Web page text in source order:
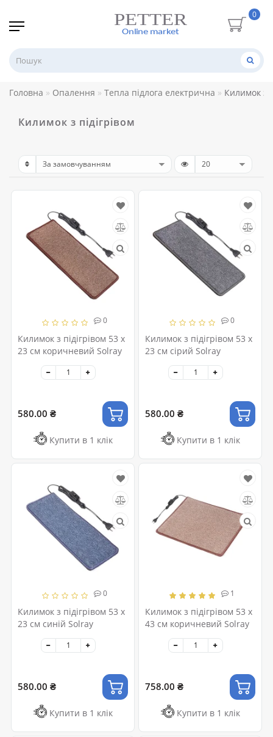
0
Головна Опалення Тепла підлога електрична Килимок з
Килимок з підігрівом
0
Килимок з підігрівом 53 x
23 см коричневий Solray
580.00 ₴
Купити в 1 клік
0
Килимок з підігрівом 53 x
23 см сірий Solray
580.00 ₴
Купити в 1 клік
0
Килимок з підігрівом 53 x
23 см синій Solray
580.00 ₴
Купити в 1 клік
1
Килимок з підігрівом 53 x
43 см коричневий Solray
758.00 ₴
Купити в 1 клік